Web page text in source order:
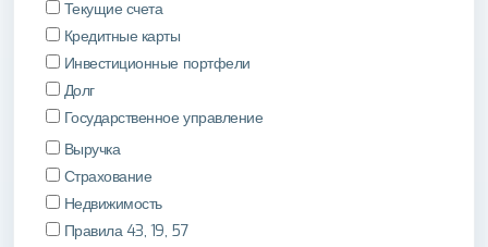
Текущие счета
Кредитные карты
Инвестиционные портфели
Долг
Государственное управление
Выручка
Страхование
Недвижимость
Правила 43, 19, 57